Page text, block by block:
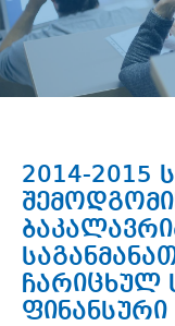
2014-2015
ჩარიცხულ
ფინანსური